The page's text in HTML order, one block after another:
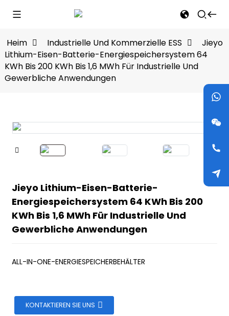
Heim Industrielle Und Kommerzielle ESS
Jieyo
Lithium-Eisen-Batterie-Energiespeichersystem 64
KWh Bis 200 KWh Bis 1,6 MWh Für Industrielle Und
Gewerbliche Anwendungen
Jieyo Lithium-Eisen-Batterie-
Energiespeichersystem 64 KWh Bis 200
KWh Bis 1,6 MWh Für Industrielle Und
Gewerbliche Anwendungen
ALL-IN-ONE-ENERGIESPEICHERBEHÄLTER
KONTAKTIEREN SIE UNS